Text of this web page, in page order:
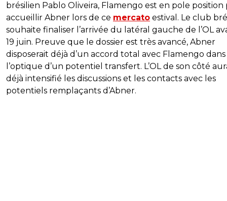
brésilien Pablo Oliveira, Flamengo est en pole
accueillir Abner lors de ce mercato estival. Le club
souhaite finaliser l’arrivée du latéral gauche de l’OL
19 juin. Preuve que le dossier est très avancé, Abner
disposerait déjà d’un accord total avec Flamengo dans
l’optique d’un potentiel transfert. L’OL de son côté
déjà intensifié les discussions et les contacts avec les
potentiels remplaçants d’Abner.